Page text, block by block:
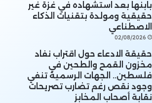
بابنها بعد استشهاده في غزة غير
حقيقية ومولدة بتقنيات الذكاء
الاصطناعي
02/08/2026
حقيقة الادعاء حول اقتراب نفاد
مخزون القمح والطحين في
فلسطين.. الجهات الرسمية تنفي
وجود نقص رغم تضارب تصريحات
نقابة أصحاب المخابز